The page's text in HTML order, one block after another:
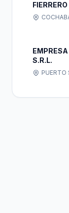
S.R.L.
PUERTO